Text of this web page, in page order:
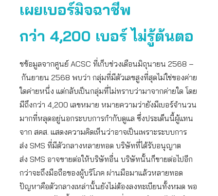
เผยเบอร์มิจฉาชีพ
กว่า 4,200 เบอร์ ไม่รู้ต้นตอ
ชข้อมูลจากศูนย์ ACSC ที่เก็บช่วงเดือนมิถุนายน 2568 –
กันยายน 2568 พบว่า กลุ่มที่มีตัวเลขสูงที่สุดไม่ใช่ของค่าย
ใดค่ายหนึ่ง แต่กลับเป็นกลุ่มที่ไม่ทราบว่ามาจากค่ายใด โดย
มีถึงกว่า 4,200 เลขหมาย หมายความว่ายังมีเบอร์จำนวน
มากที่หลุดอยู่นอกระบบการกำกับดูแล ซึ่งประเด็นนี้ผู้แทน
จาก สคส. แสดงความคิดเห็นว่าอาจเป็นเพราะระบบการ
ส่ง SMS ที่มีตัวกลางหลายทอด บริษัทที่ได้รับอนุญาต
ส่ง SMS อาจขายต่อให้บริษัทอื่น บริษัทนั้นก็ขายต่อไปอีก
กว่าจะถึงมือถือของผู้บริโภค ผ่านมือมาแล้วหลายทอด
ปัญหาคือตัวกลางเหล่านั้นยังไม่ต้องลงทะเบียนทั้งหมด พอ